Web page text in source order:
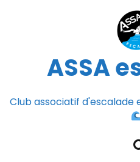
ASSA
Club associatif d'escalade